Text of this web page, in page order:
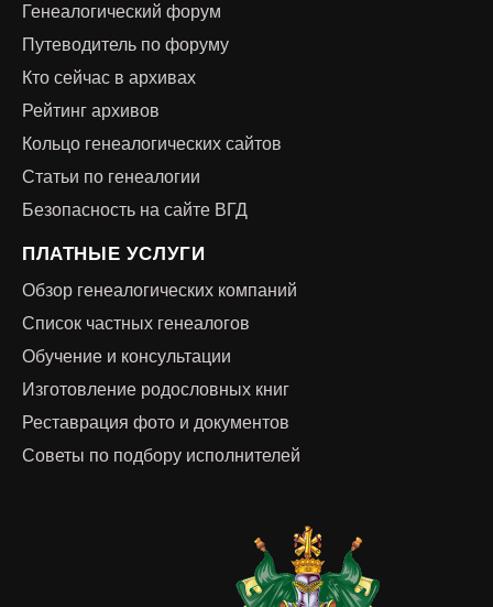
Генеалогический форум
Путеводитель по форуму
Кто сейчас в архивах
Рейтинг архивов
Кольцо генеалогических сайтов
Статьи по генеалогии
Безопасность на сайте ВГД
ПЛАТНЫЕ УСЛУГИ
Обзор генеалогических компаний
Список частных генеалогов
Обучение и консультации
Изготовление родословных книг
Реставрация фото и документов
Советы по подбору исполнителей